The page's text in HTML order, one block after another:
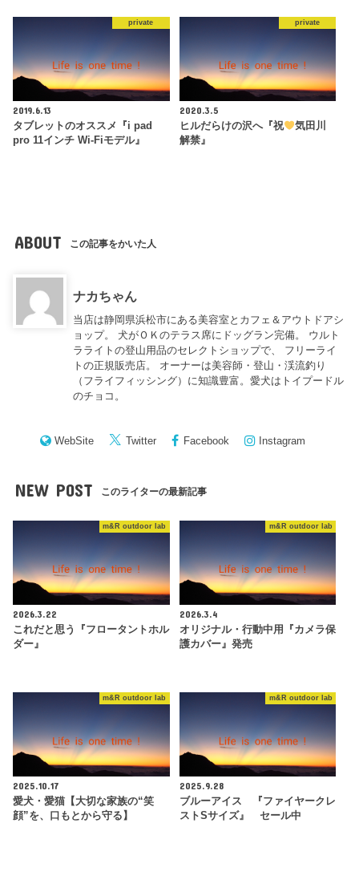
private
2019.6.13
タブレットのオススメ『i pad
pro 11インチ Wi-Fiモデル』
private
2020.3.5
ヒルだらけの沢へ『祝
気田川
解禁』
ABOUT この記事をかいた人
ナカちゃん
当店は静岡県浜松市にある美容室とカフェ＆アウトドアシ
ョップ。 犬がＯＫのテラス席にドッグラン完備。 ウルト
ラライトの登山用品のセレクトショップで、 フリーライ
トの正規販売店。 オーナーは美容師・登山・渓流釣り
（フライフィッシング）に知識豊富。愛犬はトイプードル
のチョコ。
WebSite Twitter Facebook Instagram
NEW POST このライターの最新記事
m&R outdoor lab
2026.3.22
これだと思う『フロータントホル
ダー』
m&R outdoor lab
2026.3.4
オリジナル・行動中用『カメラ保
護カバー』発売
m&R outdoor lab
2025.10.17
愛犬・愛猫【大切な家族の“笑
顔”を、口もとから守る】
m&R outdoor lab
2025.9.28
ブルーアイス 『ファイヤークレ
ストSサイズ』 セール中